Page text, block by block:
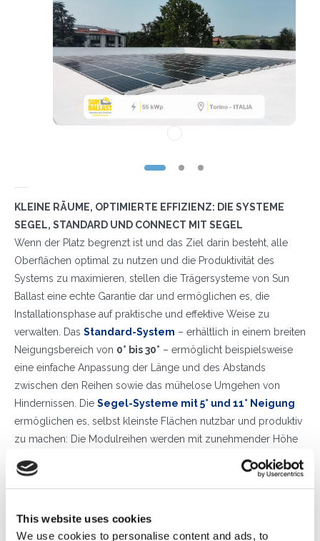
This website uses cookies
We use cookies to personalise content and ads, to
KLEINE RÄUME, OPTIMIERTE EFFIZIENZ: DIE SYSTEME
SEGEL, STANDARD UND CONNECT MIT SEGEL
Wenn der Platz begrenzt ist und das Ziel darin besteht, alle
Oberflächen optimal zu nutzen und die Produktivität des
Systems zu maximieren, stellen die Trägersysteme von Sun
Ballast eine echte Garantie dar und ermöglichen es, die
Installationsphase auf praktische und effektive Weise zu
verwalten. Das Standard-System – erhältlich in einem breiten
Neigungsbereich von 0° bis 30° – ermöglicht beispielsweise
eine einfache Anpassung der Länge und des Abstands
zwischen den Reihen sowie das mühelose Umgehen von
Hindernissen. Die Segel-Systeme mit 5° und 11° Neigung
ermöglichen es, selbst kleinste Flächen nutzbar und produktiv
zu machen: Die Modulreihen werden mit zunehmender Höhe
nebeneinander angeordnet, wodurch der Abstand zwischen
ihnen auf ein Minimum reduziert und die maximale Abdeckung
optimiert wird, um diehöchste Effizienz auch bei kleinen